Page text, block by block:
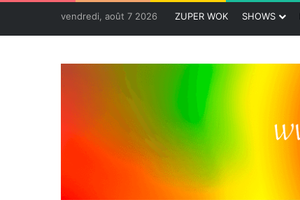
vendredi, août 7 2026 ZUPER WOK SHOWS